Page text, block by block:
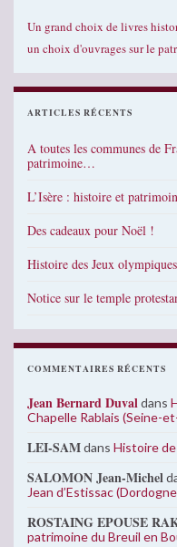
Un grand choix de livres
un choix d'ouvrages sur le
ARTICLES RÉCENTS
A toutes les communes de
patrimoine…
L’Isère : histoire et
Des cadeaux pour Noël !
Histoire des Jeux
Notice sur le temple
COMMENTAIRES RÉCENTS
Jean Bernard Duvaldans
Chapelle Rablais (Seine-
LEI-SAMdans Histoire
SALOMON Jean-Michel
Jean d’Estissac
ROSTAING EPOUSE
patrimoine du Breuil en